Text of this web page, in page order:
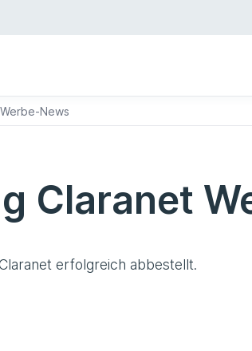
News
Claranet
erfolgreich abbestellt.